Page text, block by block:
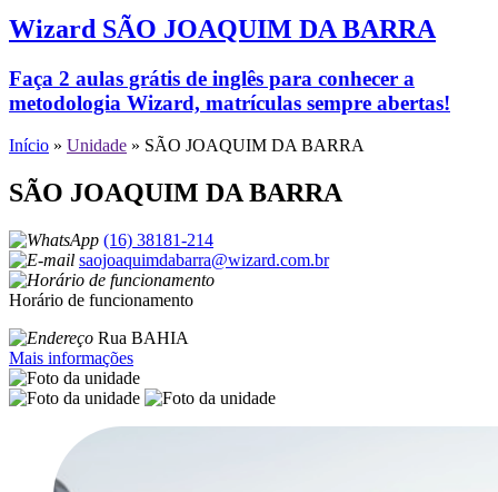
Wizard SÃO JOAQUIM DA BARRA
Faça 2 aulas grátis de inglês para conhecer a
metodologia Wizard, matrículas sempre abertas!
Início » Unidade » SÃO JOAQUIM DA BARRA
SÃO JOAQUIM DA BARRA
(16) 38181-214
saojoaquimdabarra@wizard.com.br
Horário de funcionamento
Rua BAHIA
Mais informações